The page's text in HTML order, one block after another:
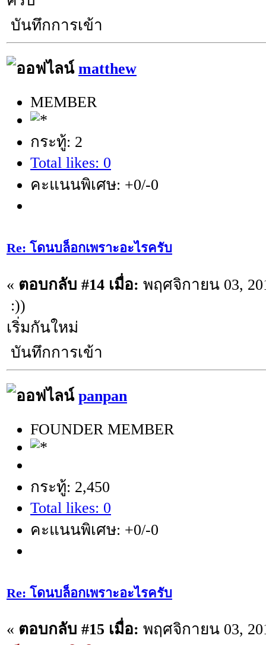
บันทึกการเข้า
matthew
MEMBER
กระทู้: 2
Total likes: 0
คะแนนพิเศษ: +0/-0
Re: โดนบล็อกเพราะอะไรครับ
« ตอบกลับ #14 เมื่อ: พฤศจิกายน 03,
:))
เริ่มกันใหม่
บันทึกการเข้า
panpan
FOUNDER MEMBER
กระทู้: 2,450
Total likes: 0
คะแนนพิเศษ: +0/-0
Re: โดนบล็อกเพราะอะไรครับ
« ตอบกลับ #15 เมื่อ: พฤศจิกายน 03,